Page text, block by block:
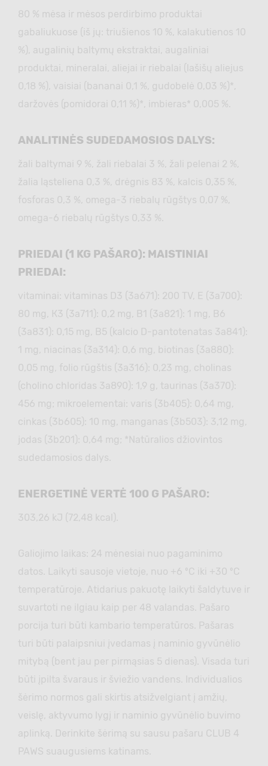
80 % mėsa ir mėsos perdirbimo produktai
gabaliukuose (iš jų: triušienos 10 %, kalakutienos 10
%), augalinių baltymų ekstraktai, augaliniai
produktai, mineralai, aliejai ir riebalai (lašišų aliejus
0,18 %), vaisiai (bananai 0,1 %, gudobelė 0,03 %)*,
daržovės (pomidorai 0,11 %)*, imbieras* 0,005 %.
ANALITINĖS SUDEDAMOSIOS DALYS:
žali baltymai 9 %, žali riebalai 3 %, žali pelenai 2 %,
žalia ląsteliena 0,3 %, drėgnis 83 %, kalcis 0,35 %,
fosforas 0,3 %, omega-3 riebalų rūgštys 0,07 %,
omega-6 riebalų rūgštys 0,33 %.
PRIEDAI (1 KG PAŠARO): MAISTINIAI
PRIEDAI:
vitaminai: vitaminas D3 (3а671): 200 TV, Е (3а700):
80 mg, К3 (3а711): 0,2 mg, В1 (3а821): 1 mg, В6
(3а831): 0,15 mg, В5 (kalcio D-pantotenatas 3а841):
1 mg, niacinas (3а314): 0,6 mg, biotinas (3а880):
0,05 mg, folio rūgštis (3а316): 0,23 mg, cholinas
(cholino chloridas 3а890): 1,9 g, taurinas (3а370):
456 mg; mikroelementai: varis (3b405): 0,64 mg,
cinkas (3b605): 10 mg, manganas (3b503): 3,12 mg,
jodas (3b201): 0,64 mg; *Natūralios džiovintos
sudedamosios dalys.
ENERGETINĖ VERTĖ 100 G PAŠARO:
303,26 kJ (72,48 kcal).
Galiojimo laikas: 24 mėnesiai nuo pagaminimo
datos. Laikyti sausoje vietoje, nuo +6 ºC iki +30 ºC
temperatūroje. Atidarius pakuotę laikyti šaldytuve ir
suvartoti ne ilgiau kaip per 48 valandas. Pašaro
porcija turi būti kambario temperatūros. Pašaras
turi būti palaipsniui įvedamas į naminio gyvūnėlio
mitybą (bent jau per pirmąsias 5 dienas). Visada turi
būti įpilta švaraus ir šviežio vandens. Individualios
šėrimo normos gali skirtis atsižvelgiant į amžių,
veislę, aktyvumo lygį ir naminio gyvūnėlio buvimo
aplinką. Derinkite šėrimą su sausu pašaru CLUB 4
PAWS suaugusiems katinams.